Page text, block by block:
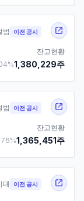
범 이전 공시
잔고현황
%1,380,229주
범 이전 공시
잔고현황
%1,365,451주
대 이전 공시